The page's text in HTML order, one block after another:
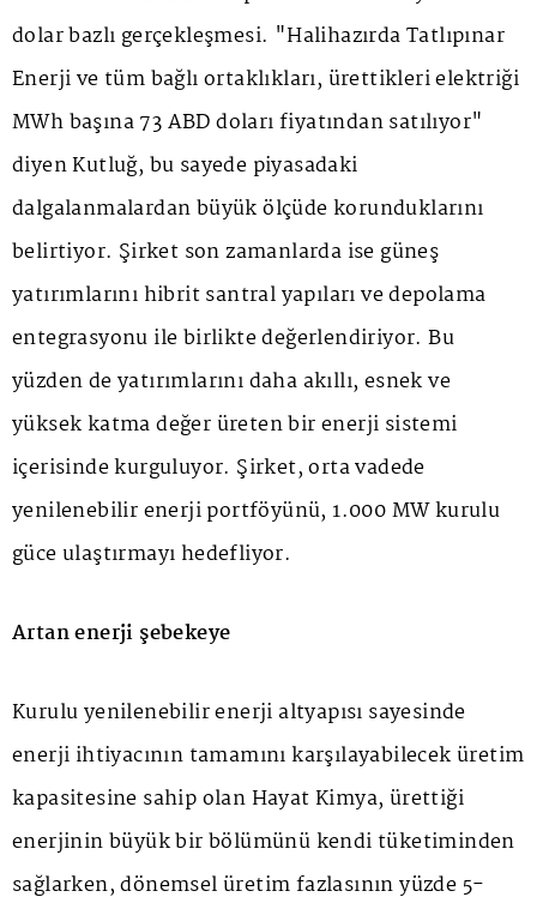
dolar bazlı gerçekleşmesi. "Halihazırda Tatlıpınar
Enerji ve tüm bağlı ortaklıkları, ürettikleri elektriği
MWh başına 73 ABD doları fiyatından satılıyor"
diyen Kutluğ, bu sayede piyasadaki
dalgalanmalardan büyük ölçüde korunduklarını
belirtiyor. Şirket son zamanlarda ise güneş
yatırımlarını hibrit santral yapıları ve depolama
entegrasyonu ile birlikte değerlendiriyor. Bu
yüzden de yatırımlarını daha akıllı, esnek ve
yüksek katma değer üreten bir enerji sistemi
içerisinde kurguluyor. Şirket, orta vadede
yenilenebilir enerji portföyünü, 1.000 MW kurulu
güce ulaştırmayı hedefliyor.
Artan enerji şebekeye
Kurulu yenilenebilir enerji altyapısı sayesinde
enerji ihtiyacının tamamını karşılayabilecek üretim
kapasitesine sahip olan Hayat Kimya, ürettiği
enerjinin büyük bir bölümünü kendi tüketiminden
sağlarken, dönemsel üretim fazlasının yüzde 5-